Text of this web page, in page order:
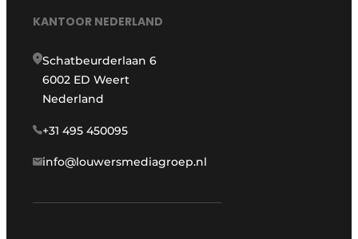
KANTOOR NEDERLAND
Schatbeurderlaan 6
6002 ED Weert
Nederland
+31 495 450095
info@louwersmediagroep.nl